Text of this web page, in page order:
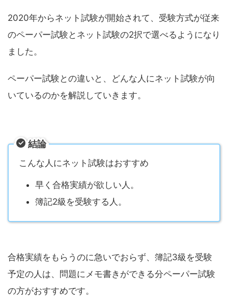
2020年からネット試験が開始されて、受験方式が従来
のペーパー試験とネット試験の2択で選べるようになり
ました。
ペーパー試験との違いと、どんな人にネット試験が向
いているのかを解説していきます。
結論
こんな人にネット試験はおすすめ
早く合格実績が欲しい人。
簿記2級を受験する人。
合格実績をもらうのに急いでおらず、簿記3級を受験
予定の人は、問題にメモ書きができる分ペーパー試験
の方がおすすめです。